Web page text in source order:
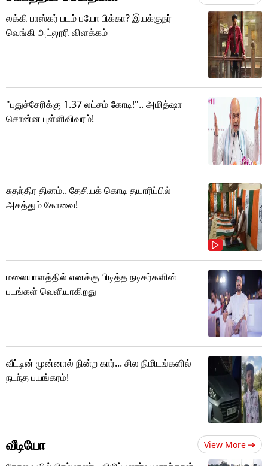
லக்கி பாஸ்கர் படம் பயோ பிக்கா? இயக்குநர்
வெங்கி அட்லூரி விளக்கம்
"புதுச்சேரிக்கு 1.37 லட்சம் கோடி!".. அமித்ஷா
சொன்ன புள்ளிவிவரம்!
சுதந்திர தினம்.. தேசியக் கொடி தயாரிப்பில்
அசத்தும் கோவை!
மலையாளத்தில் எனக்கு பிடித்த நடிகர்களின்
படங்கள் வெளியாகிறது
வீட்டின் முன்னால் நின்ற கார்... சில நிமிடங்களில்
நடந்த பயங்கரம்!
வீடியோ View More